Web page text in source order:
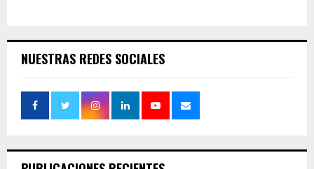
NUESTRAS REDES SOCIALES